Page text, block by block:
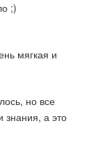
;)
мягкая и
но все
знания, а это